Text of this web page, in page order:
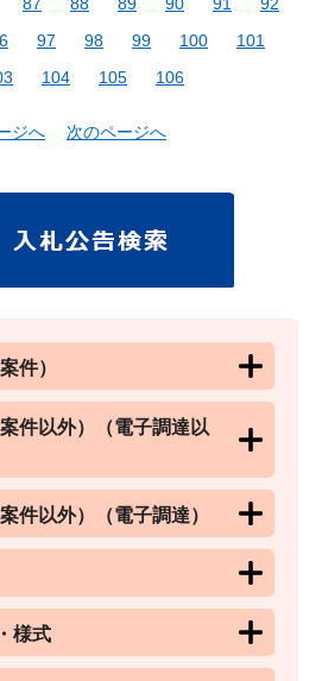
97 98 99 100
101
104 105 106
ジへ 次のページへ
件）
件以外）（電子調達以
件以外）（電子調達）
様式